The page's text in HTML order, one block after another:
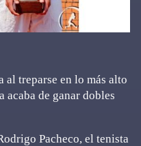
treparse en lo más alto
acaba de ganar dobles
Pacheco, el tenista